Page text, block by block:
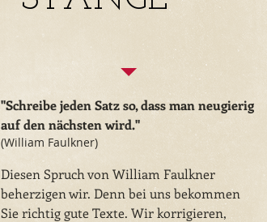
"Schreibe jeden Satz so, dass man neugierig
auf den nächsten wird."
(William Faulkner)
Diesen Spruch von William Faulkner
beherzigen wir. Denn bei uns bekommen
Sie richtig gute Texte. Wir korrigieren,